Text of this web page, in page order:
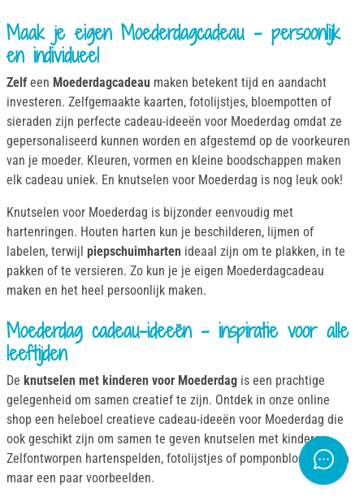
Maak je eigen Moederdagcadeau - persoonlijk
en individueel
Zelf een Moederdagcadeau maken betekent tijd en aandacht
investeren. Zelfgemaakte kaarten, fotolijstjes, bloempotten of
sieraden zijn perfecte cadeau-ideeën voor Moederdag omdat ze
gepersonaliseerd kunnen worden en afgestemd op de voorkeuren
van je moeder. Kleuren, vormen en kleine boodschappen maken
elk cadeau uniek. En knutselen voor Moederdag is nog leuk ook!
Knutselen voor Moederdag is bijzonder eenvoudig met
hartenringen. Houten harten kun je beschilderen, lijmen of
labelen, terwijl piepschuimharten ideaal zijn om te plakken, in te
pakken of te versieren. Zo kun je je eigen Moederdagcadeau
maken en het heel persoonlijk maken.
Moederdag cadeau-ideeën - inspiratie voor alle
leeftijden
De knutselen met kinderen voor Moederdag is een prachtige
gelegenheid om samen creatief te zijn. Ontdek in onze online
shop een heleboel creatieve cadeau-ideeën voor Moederdag die
ook geschikt zijn om samen te geven knutselen met kinderen .
Zelfontworpen hartenspelden, fotolijstjes of pomponbloemen zijn
maar een paar voorbeelden.